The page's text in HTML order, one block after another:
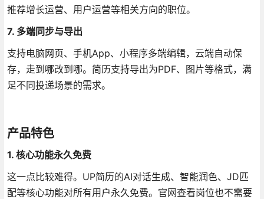
推荐增长运营、用户运营等相关方向的职位。
7. 多端同步与导出
支持电脑网页、手机App、小程序多端编辑，云端自动保
存，走到哪改到哪。简历支持导出为PDF、图片等格式，满
足不同投递场景的需求。
产品特色
1. 核心功能永久免费
这一点比较难得。UP简历的AI对话生成、智能润色、JD匹
配等核心功能对所有用户永久免费。官网查看岗位也不需要